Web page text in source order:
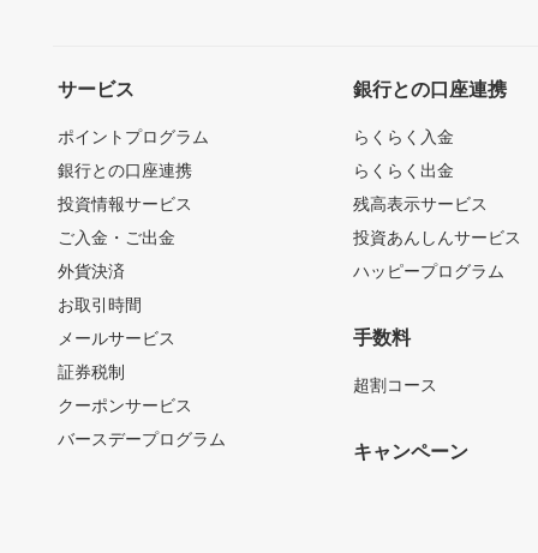
サービス
ポイントプログラム
銀行との口座連携
投資情報サービス
ご入金・ご出金
外貨決済
お取引時間
メールサービス
証券税制
クーポンサービス
バースデープログラム
銀行との口座連携
らくらく入金
らくらく出金
残高表示サービス
投資あんしんサービス
ハッピープログラム
手数料
超割コース
キャンペーン